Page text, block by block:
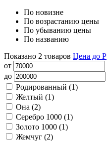
По новизне
По возрастанию цены
По убыванию цены
По названию
Показано 2 товаров Цена до Р
от
до
Родированный (1)
Желтый (1)
Она (2)
Серебро 1000 (1)
Золото 1000 (1)
Жемчуг (2)